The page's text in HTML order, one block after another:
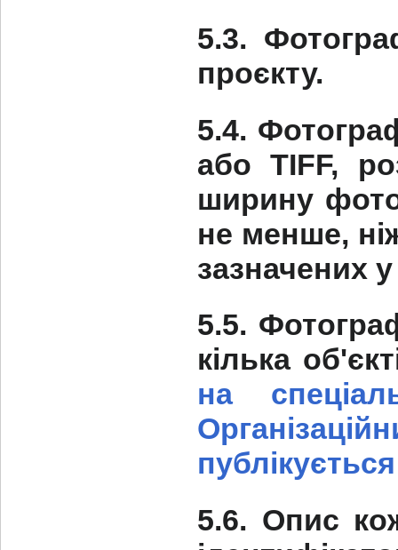
5.3.
проєкту.
5.4.
або TIFF,
ширину
не менше,
зазначених
5.5.
кілька
на
5.6. Опис